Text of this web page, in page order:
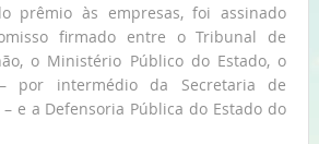
prêmio às empresas, foi assinado
firmado entre o Tribunal de
o Ministério Público do Estado, o
por intermédio da Secretaria de
e a Defensoria Pública do Estado do